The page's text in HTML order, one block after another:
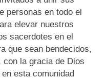
personas en todo el
elevar nuestros
sacerdotes en el
que sean bendecidos,
con la gracia de Dios
esta comunidad